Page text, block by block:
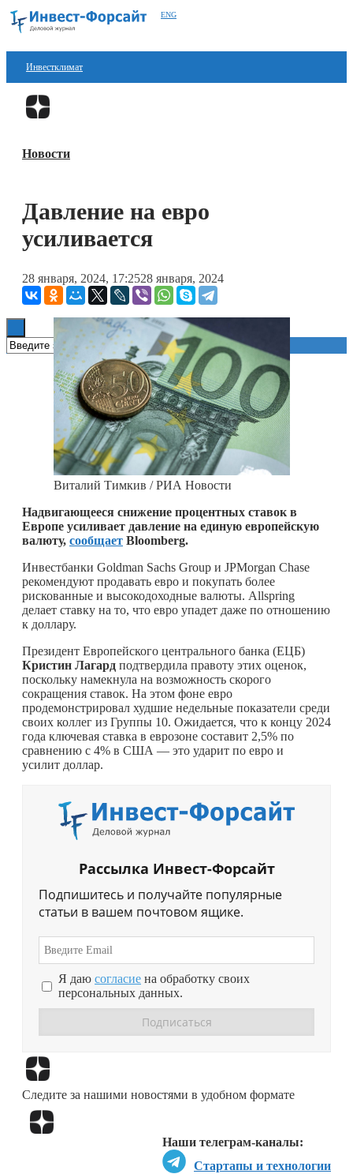
ENG
Инвестклимат
Финансы
Блокчейн
Технологии
Книги
Новости
Давление на евро
усиливается
28 января, 2024, 17:2528 января, 2024
Виталий Тимкив / РИА Новости
Надвигающееся снижение процентных ставок в
Европе усиливает давление на единую европейскую
валюту, сообщает Bloomberg.
Инвестбанки Goldman Sachs Group и JPMorgan Chase
рекомендуют продавать евро и покупать более
рискованные и высокодоходные валюты. Allspring
делает ставку на то, что евро упадет даже по отношению
к доллару.
Президент Европейского центрального банка (ЕЦБ)
Кристин Лагард подтвердила правоту этих оценок,
поскольку намекнула на возможность скорого
сокращения ставок. На этом фоне евро
продемонстрировал худшие недельные показатели среди
своих коллег из Группы 10. Ожидается, что к концу 2024
года ключевая ставка в еврозоне составит 2,5% по
сравнению с 4% в США — это ударит по евро и
усилит доллар.
Рассылка Инвест-Форсайт
Подпишитесь и получайте популярные
статьи в вашем почтовом ящике.
Я даю согласие на обработку своих
персональных данных.
Следите за нашими новостями в удобном формате
Наши телеграм-каналы:
Стартапы и технологии